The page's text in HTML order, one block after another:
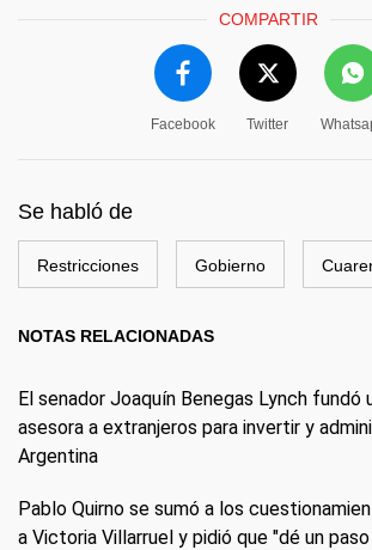
COMPARTIR
Facebook Twitter
Se habló de
Restricciones Gobierno
NOTAS RELACIONADAS
El senador Joaquín Benegas Lynch fundó
asesora a extranjeros para invertir y
Argentina
Pablo Quirno se sumó a los
a Victoria Villarruel y pidió que "dé un